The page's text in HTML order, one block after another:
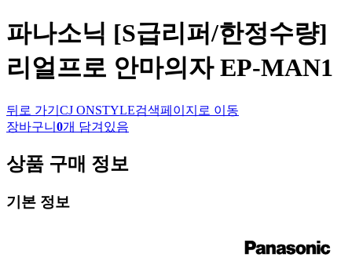
파나소닉 [S급리퍼/한정수량]
리얼프로 안마의자 EP-MAN1
뒤로 가기 CJ ONSTYLE검색페이지로 이동
장바구니 0개 담겨있음
상품 구매 정보
기본 정보